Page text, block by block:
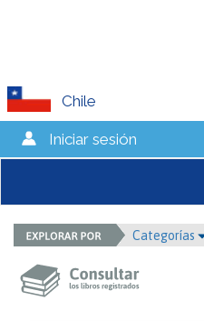
Chile
Iniciar sesión
Categorías